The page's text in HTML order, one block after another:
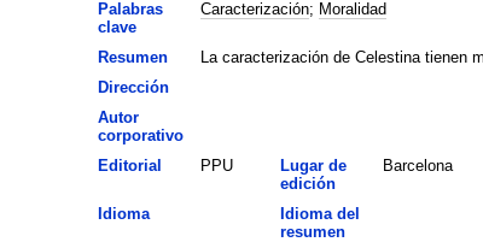
Palabras
clave
Caracterización; Moralidad
Resumen
La caracterización de Celestina tienen
Dirección
Autor
corporativo
Editorial PPU
Lugar de
edición
Barcelona
Idioma
Idioma del
resumen